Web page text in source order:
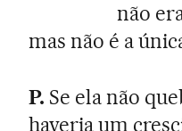
não
mas não é a
P. Se ela não
haveria um